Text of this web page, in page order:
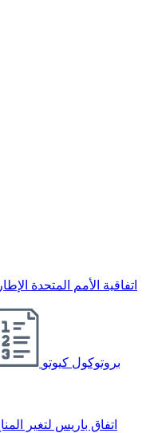
اتفاقية الأمم المتحدة
بروتوكول كيوتو
اتفاق باريس لتغير